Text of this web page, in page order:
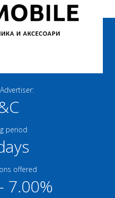
period
offered
7.00%